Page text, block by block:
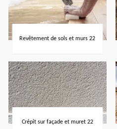
Revêtement de sols et murs 22
Crépit sur façade et muret 22